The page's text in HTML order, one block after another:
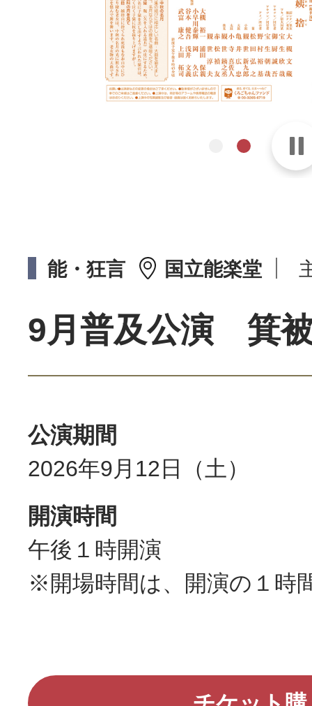
能・狂言 国立能楽堂
9月普及公演 箕
公演期間
2026年9月12日（土）
開演時間
午後１時開演
※開場時間は、開演の１時